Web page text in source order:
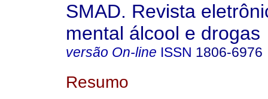
SMAD. Revista
mental álcool e drogas
versão On-line ISSN 1806-6976
Resumo